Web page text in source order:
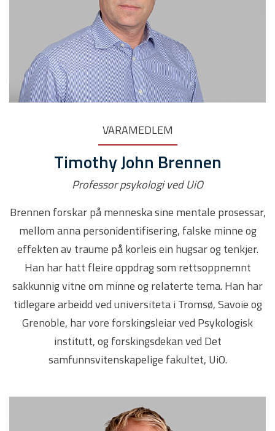
VARAMEDLEM
Timothy John Brennen
Professor psykologi ved UiO
Brennen forskar på menneska sine mentale prosessar,
mellom anna personidentifisering, falske minne og
effekten av traume på korleis ein hugsar og tenkjer.
Han har hatt fleire oppdrag som rettsoppnemnt
sakkunnig vitne om minne og relaterte tema. Han har
tidlegare arbeidd ved universiteta i Tromsø, Savoie og
Grenoble, har vore forskingsleiar ved Psykologisk
institutt, og forskingsdekan ved Det
samfunnsvitenskapelige fakultet, UiO.